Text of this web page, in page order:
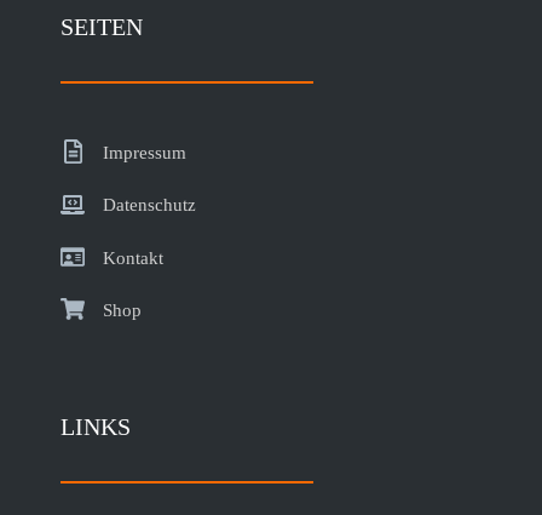
SEITEN
Impressum
Datenschutz
Kontakt
Shop
LINKS